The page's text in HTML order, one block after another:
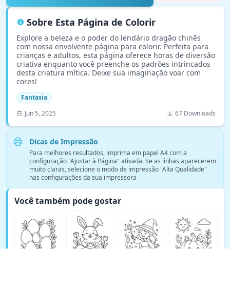
Sobre Esta Página de Colorir
Explore a beleza e o poder do lendário dragão chinês
com nossa envolvente página para colorir. Perfeita para
crianças e adultos, esta página oferece horas de diversão
criativa enquanto você preenche os padrões intrincados
desta criatura mítica. Deixe sua imaginação voar com
cores!
Fantasia
Jun 5, 2025
67 Downloads
Dicas de Impressão
Para melhores resultados, imprima em papel A4 com a
configuração "Ajustar à Página" ativada. Se as linhas aparecerem
muito claras, selecione o modo de impressão "Alta Qualidade"
nas configurações da sua impressora
Você também pode gostar